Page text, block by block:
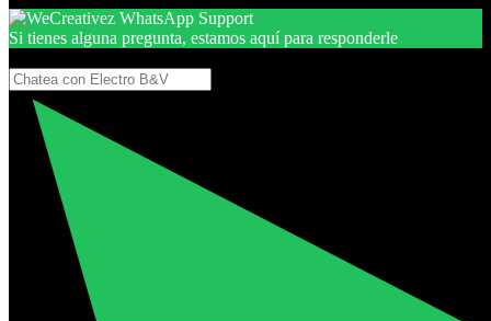
Si tienes alguna pregunta, estamos aquí para responderle